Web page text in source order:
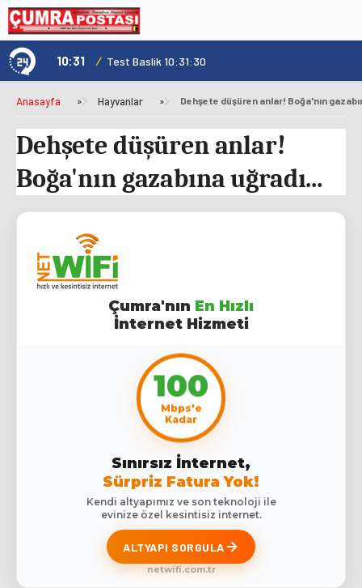
Çumra İlçe Tarım ve Orman Müdürlüğü'nden Gıda Fiyatı Kontrolü 10:31 / Test Baslik 10:31:30
Anasayfa » Hayvanlar » Dehşete düşüren anlar! Boğa'nın
Dehşete düşüren anlar!
Boğa'nın gazabına uğradı...
Çumra'nın En Hızlı
İnternet Hizmeti
100
Mbps'e
Kadar
Sınırsız İnternet,
Sürpriz Fatura Yok!
Kendi altyapımız ve son teknoloji ile
evinize özel kesintisiz internet.
ALTYAPI SORGULA
netwifi.com.tr